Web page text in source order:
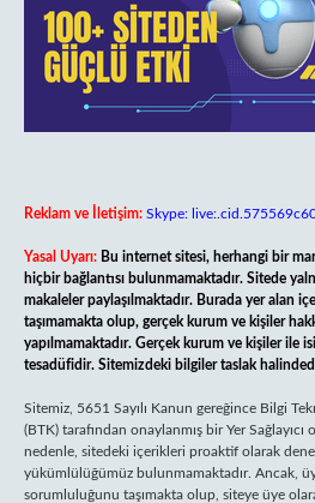
Reklam ve İletişim: Skype:
Yasal Uyarı: Bu internet sitesi, herhangi bir
hiçbir bağlantısı bulunmamaktadır. Sitede
makaleler paylaşılmaktadır. Burada yer alan
taşımamakta olup, gerçek kurum ve kişiler
yapılmamaktadır. Gerçek kurum ve kişiler ile
tesadüfidir. Sitemizdeki bilgiler taslak
Sitemiz, 5651 Sayılı Kanun gereğince Bilgi
(BTK) tarafından onaylanmış bir Yer
nedenle, sitedeki içerikleri proaktif olarak
yükümlülüğümüz bulunmamaktadır. Ancak,
sorumluluğunu taşımakta olup, siteye üye